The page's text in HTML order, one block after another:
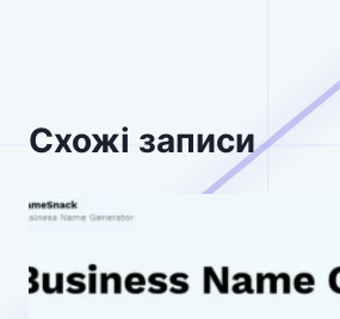
Схожі записи